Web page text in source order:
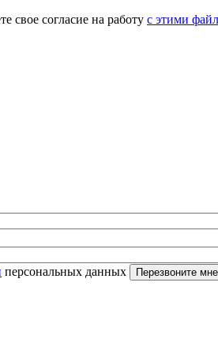
свое согласие на работу с этими
персональных данных